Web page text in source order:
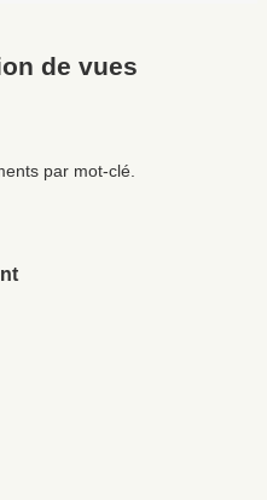
de vues
par mot-clé.